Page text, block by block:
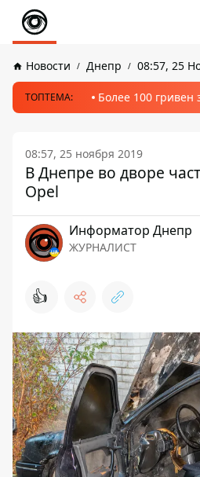
Новости Днепр 08:57, 25
ТОПТЕМА: Более 100
08:57, 25 ноября 2019
В Днепре во дворе
Opel
Информатор Днепр
ЖУРНАЛИСТ
👍